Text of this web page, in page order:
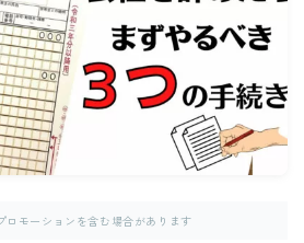
ロモーションを含む場合があります